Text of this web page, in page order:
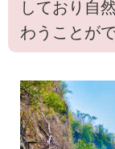
しており自
わうことが